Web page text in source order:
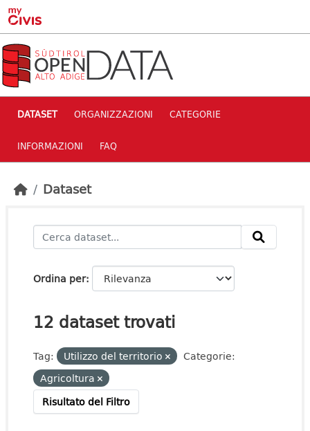
Skip to main content
DATASET ORGANIZZAZIONI CATEGORIE
INFORMAZIONI FAQ
Dataset
Ordina per
12 dataset trovati
Tag: Utilizzo del territorio
Categorie:
Agricoltura
Risultato del Filtro